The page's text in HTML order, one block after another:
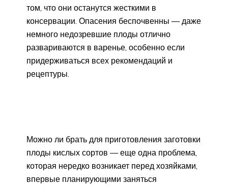
том, что они останутся жесткими в
консервации. Опасения беспочвенны — даже
немного недозревшие плоды отлично
развариваются в варенье, особенно если
придерживаться всех рекомендаций и
рецептуры.
Можно ли брать для приготовления заготовки
плоды кислых сортов — еще одна проблема,
которая нередко возникает перед хозяйками,
впервые планирующими заняться